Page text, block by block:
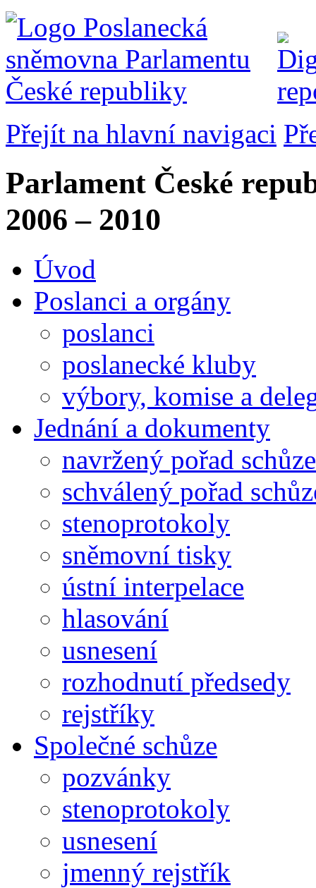
Přejít na hlavní navigaci
Parlament České
2006 – 2010
Úvod
Poslanci a orgány
poslanci
poslanecké kluby
výbory, komise a
Jednání a dokumenty
navržený pořad schůze
schválený pořad
stenoprotokoly
sněmovní tisky
ústní interpelace
hlasování
usnesení
rozhodnutí předsedy
rejstříky
Společné schůze
pozvánky
stenoprotokoly
usnesení
jmenný rejstřík